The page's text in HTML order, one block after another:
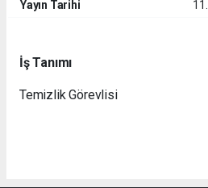
Yayın Tarihi
İş Tanımı
Temizlik Görevlisi